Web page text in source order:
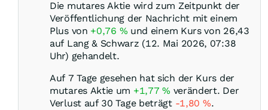
Die mutares Aktie wird zum Zeitpunkt der
Veröffentlichung der Nachricht mit einem
Plus von +0,76 % und einem Kurs von 26,43
auf Lang & Schwarz (12. Mai 2026, 07:38
Uhr) gehandelt.
Auf 7 Tage gesehen hat sich der Kurs der
mutares Aktie um +1,77% verändert. Der
Verlust auf 30 Tage beträgt -1,80 %.